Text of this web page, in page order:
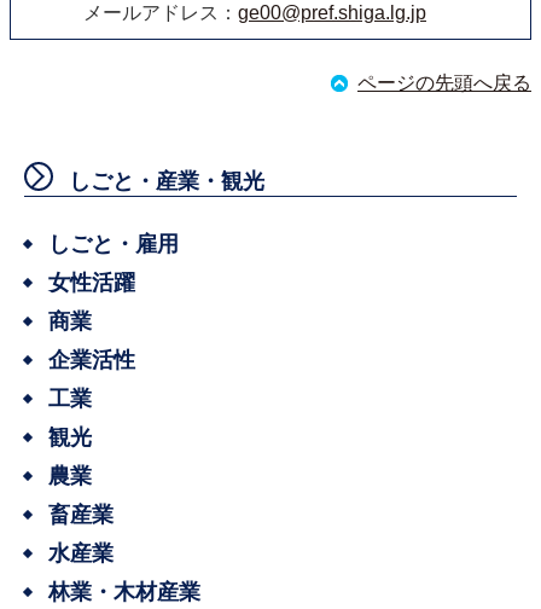
メールアドレス： ge00@pref.shiga.lg.jp
ページの先頭へ戻る
しごと・産業・観光
しごと・雇用
女性活躍
商業
企業活性
工業
観光
農業
畜産業
水産業
林業・木材産業